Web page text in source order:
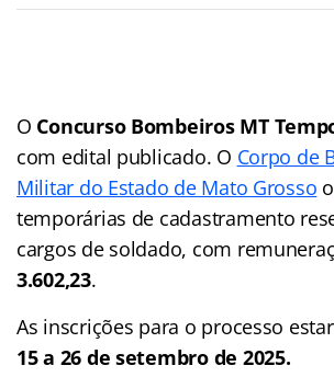
O Concurso Bombeiros MT
com edital publicado. O Corpo de
Militar do Estado de Mato Grosso
temporárias de cadastramento
cargos de soldado, com
3.602,23.
As inscrições para o processo
15 a 26 de setembro de 2025.